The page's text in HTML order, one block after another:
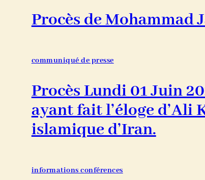
Procès de Mohammad
communiqué de presse
Procès Lundi 01 Juin
ayant fait l’éloge d’Ali
islamique d’Iran.
informations conférences